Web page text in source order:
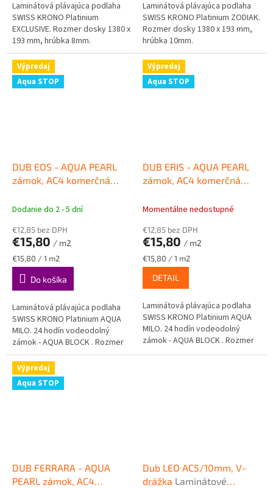
Laminátová plávajúca podlaha
SWISS KRONO Platinium
EXCLUSIVE. Rozmer dosky 1380 x
193 mm, hrúbka 8mm.
Laminátová plávajúca podlaha
SWISS KRONO Platinium ZODIAK.
Rozmer dosky 1380 x 193 mm,
hrúbka 10mm.
Výpredaj
Aqua STOP
DUB EOS - AQUA PEARL
zámok, AC4 komerčná
drážka Laminátová
AQUA
Dodanie do 2 - 5 dní
€12,85 bez DPH
€15,80 / m2
Jednotková
cena:
€15,80 / 1 m2
Do košíka
Laminátová plávajúca podlaha
SWISS KRONO Platinium AQUA
MILO. 24 hodín vodeodolný
zámok - AQUA BLOCK . Rozmer
dosky 1380 x 191 mm, hrúbka
8mm.
Výpredaj
Aqua STOP
DUB ERIS - AQUA PEARL
zámok, AC4 komerčná
drážkaLaminátová
AQUA
Momentálne nedostupné
€12,85 bez DPH
€15,80 / m2
Jednotková
cena:
€15,80 / 1 m2
DETAIL
Laminátová plávajúca podlaha
SWISS KRONO Platinium AQUA
MILO. 24 hodín vodeodolný
zámok - AQUA BLOCK . Rozmer
dosky 1380 x 191 mm, hrúbka
Výpredaj
Aqua STOP
DUB FERRARA - AQUA
PEARL zámok, AC4
Dub LEO AC5/10mm, V-
drážka Laminátové